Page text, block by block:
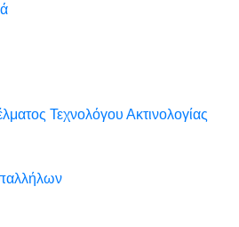
Τεχνολόγου Ακτινολογίας